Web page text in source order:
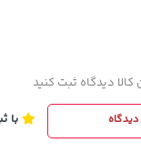
خرید
242,000 تومان
دیدگاه ثبت کنید